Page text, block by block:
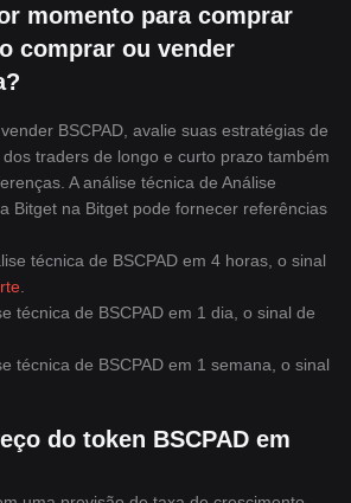
momento para comprar
comprar ou vender
BSCPAD, avalie suas estratégias de
traders de longo e curto prazo também
A análise técnica de Análise
Bitget na Bitget pode fornecer referências
técnica de BSCPAD em 4 horas, o sinal
técnica de BSCPAD em 1 dia, o sinal de
técnica de BSCPAD em 1 semana, o sinal
do token BSCPAD em